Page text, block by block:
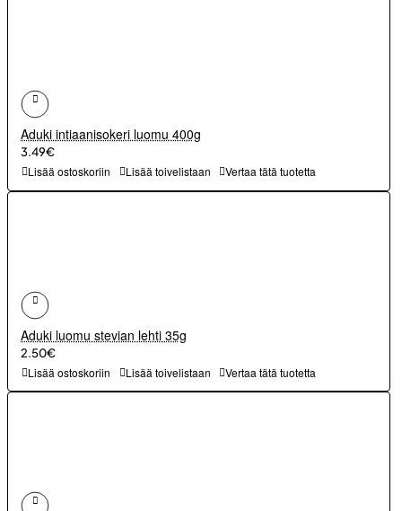
Aduki intiaanisokeri luomu 400g
3.49€
Lisää ostoskoriin Lisää toivelistaan Vertaa tätä tuotetta
Aduki luomu stevian lehti 35g
2.50€
Lisää ostoskoriin Lisää toivelistaan Vertaa tätä tuotetta